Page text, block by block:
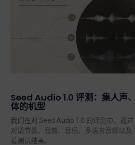
Seed Audio 1.0 评测：集人声
体的机型
我们在对 Seed Audio 1.0 的评测中，通过
对话节奏、音效、音乐、多语言音频以及
看测试结果。.